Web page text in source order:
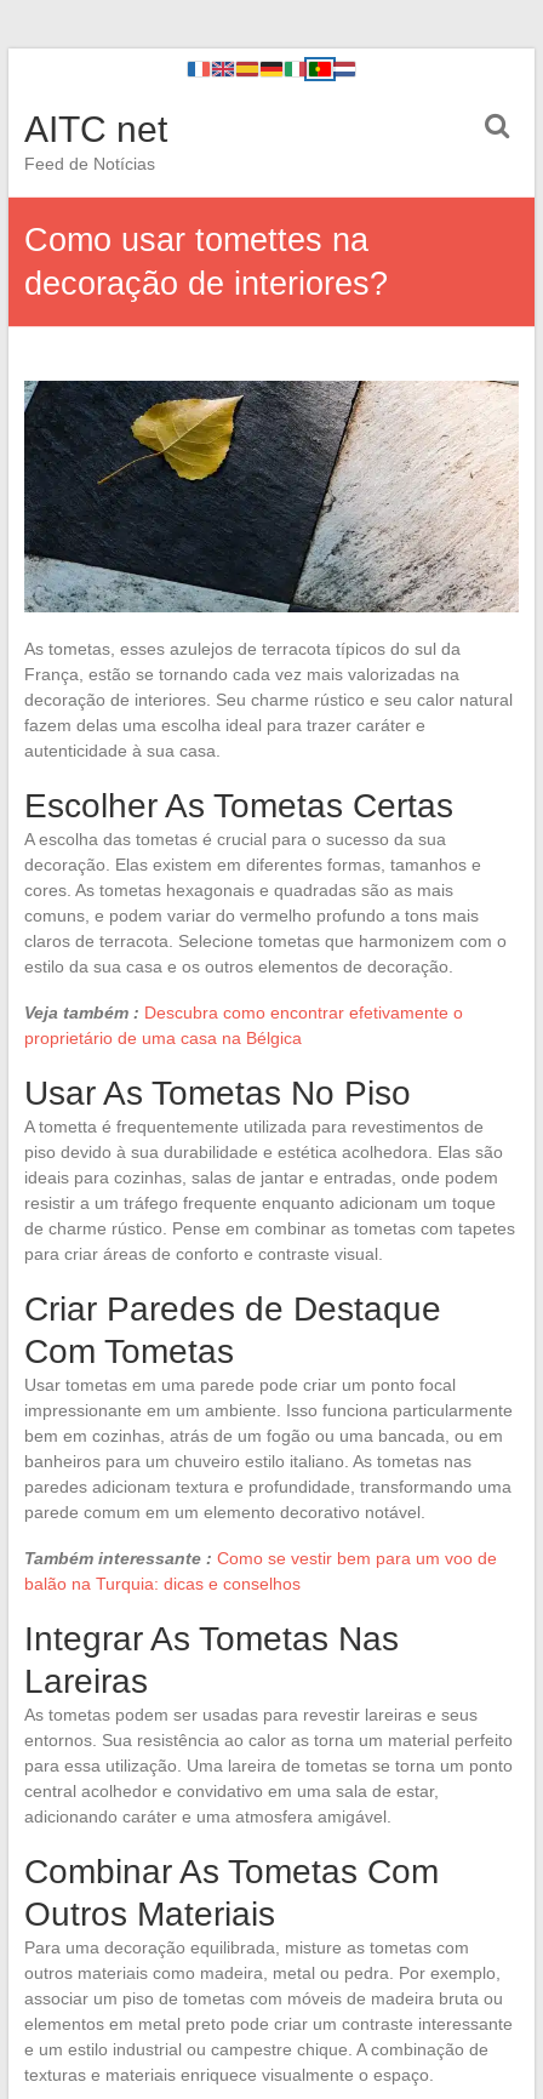
AITC net
Feed de Notícias
Como usar tomettes na
decoração de interiores?
As tometas, esses azulejos de terracota típicos do sul da
França, estão se tornando cada vez mais valorizadas na
decoração de interiores. Seu charme rústico e seu calor natural
fazem delas uma escolha ideal para trazer caráter e
autenticidade à sua casa.
Escolher As Tometas Certas
A escolha das tometas é crucial para o sucesso da sua
decoração. Elas existem em diferentes formas, tamanhos e
cores. As tometas hexagonais e quadradas são as mais
comuns, e podem variar do vermelho profundo a tons mais
claros de terracota. Selecione tometas que harmonizem com o
estilo da sua casa e os outros elementos de decoração.
Veja também : Descubra como encontrar efetivamente o
proprietário de uma casa na Bélgica
Usar As Tometas No Piso
A tometta é frequentemente utilizada para revestimentos de
piso devido à sua durabilidade e estética acolhedora. Elas são
ideais para cozinhas, salas de jantar e entradas, onde podem
resistir a um tráfego frequente enquanto adicionam um toque
de charme rústico. Pense em combinar as tometas com tapetes
para criar áreas de conforto e contraste visual.
Criar Paredes de Destaque
Com Tometas
Usar tometas em uma parede pode criar um ponto focal
impressionante em um ambiente. Isso funciona particularmente
bem em cozinhas, atrás de um fogão ou uma bancada, ou em
banheiros para um chuveiro estilo italiano. As tometas nas
paredes adicionam textura e profundidade, transformando uma
parede comum em um elemento decorativo notável.
Também interessante : Como se vestir bem para um voo de
balão na Turquia: dicas e conselhos
Integrar As Tometas Nas
Lareiras
As tometas podem ser usadas para revestir lareiras e seus
entornos. Sua resistência ao calor as torna um material perfeito
para essa utilização. Uma lareira de tometas se torna um ponto
central acolhedor e convidativo em uma sala de estar,
adicionando caráter e uma atmosfera amigável.
Combinar As Tometas Com
Outros Materiais
Para uma decoração equilibrada, misture as tometas com
outros materiais como madeira, metal ou pedra. Por exemplo,
associar um piso de tometas com móveis de madeira bruta ou
elementos em metal preto pode criar um contraste interessante
e um estilo industrial ou campestre chique. A combinação de
texturas e materiais enriquece visualmente o espaço.